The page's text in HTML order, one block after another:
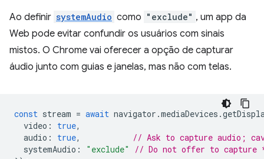
Ao definir systemAudio como "exclude" , um app da
Web pode evitar confundir os usuários com sinais
mistos. O Chrome vai oferecer a opção de capturar
áudio junto com guias e janelas, mas não com telas.
const stream = await navigator .mediaDevices .
video : true,
audio : true,
// Ask to capture audio;
systemAudio : "exclude"
// Do not offer to capture